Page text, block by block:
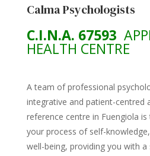
Calma Psychologists
C.I.N.A. 67593
HEALTH CENTRE
A team of professional
integrative and patient-centred
reference centre in Fuengiola
your process of self-
well-being, providing you with